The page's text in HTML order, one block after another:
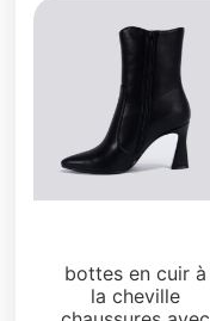
bottes en cuir à
la cheville